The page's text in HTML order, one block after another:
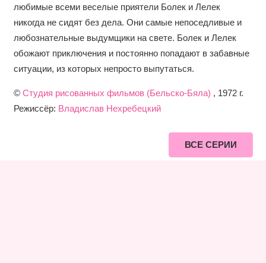
любимые всеми веселые приятели Болек и Лелек
никогда не сидят без дела. Они самые непоседливые и
любознательные выдумщики на свете. Болек и Лелек
обожают приключения и постоянно попадают в забавные
ситуации, из которых непросто выпутаться.
© Студия рисованных фильмов (Бельско-Бяла) , 1972 г.
Режиссёр: Владислав Нехребецкий
ВСЕ СЕРИИ